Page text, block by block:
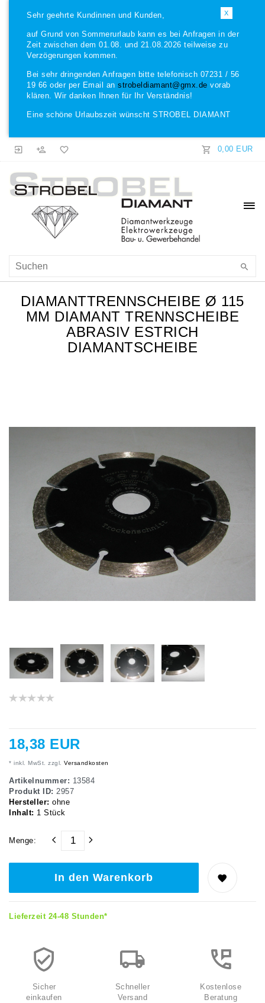
X
Sehr geehrte Kundinnen und Kunden,
auf Grund von Sommerurlaub kann es bei Anfragen in der
Zeit zwischen dem 01.08. und 21.08.2026 teilweise zu
Verzögerungen kommen.
Bei sehr dringenden Anfragen bitte telefonisch 07231 / 56
19 66 oder per Email an strobeldiamant@gmx.de vorab
klären. Wir danken Ihnen für Ihr Verständnis!
Eine schöne Urlaubszeit wünscht STROBEL DIAMANT
0,00 EUR
DIAMANTTRENNSCHEIBE Ø 115
MM DIAMANT TRENNSCHEIBE
ABRASIV ESTRICH
DIAMANTSCHEIBE
18,38 EUR
* inkl. MwSt. zzgl. Versandkosten
Artikelnummer: 13584
Produkt ID: 2957
Hersteller: ohne
Inhalt: 1 Stück
Menge:
In den Warenkorb
Lieferzeit 24-48 Stunden*
Sicher
einkaufen
Schneller
Versand
Kostenlose
Beratung